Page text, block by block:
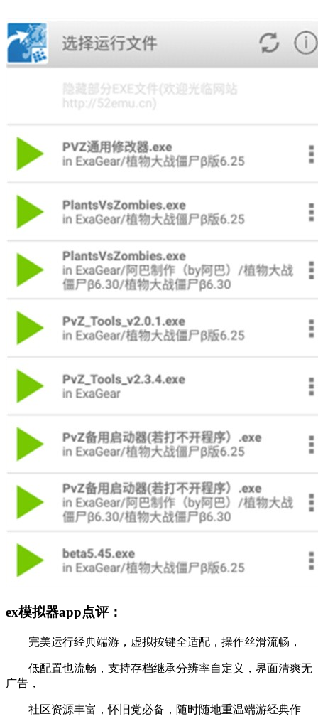
ex模拟器app点评：
完美运行经典端游，虚拟按键全适配，操作丝滑流畅，
低配置也流畅，支持存档继承分辨率自定义，界面清爽无
广告，
社区资源丰富，怀旧党必备，随时随地重温端游经典作